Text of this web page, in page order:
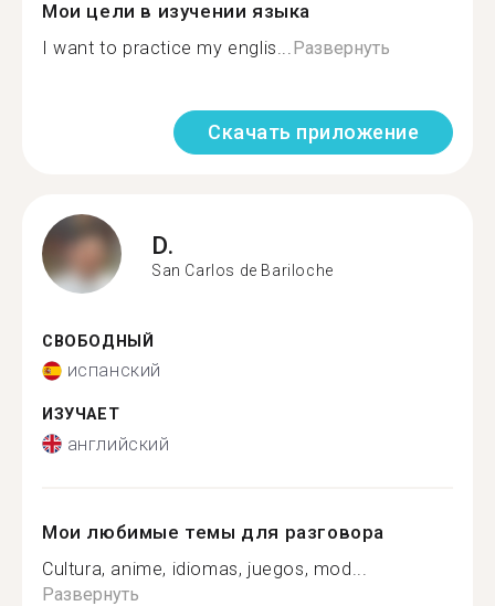
Мои цели в изучении языка
I want to practice my englis... Развернуть
Скачать приложение
D.
San Carlos de Bariloche
СВОБОДНЫЙ
испанский
ИЗУЧАЕТ
английский
Мои любимые темы для разговора
Cultura, anime, idiomas, juegos, mod...
Развернуть